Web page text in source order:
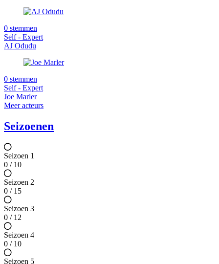
0 stemmen
Self - Expert
AJ Odudu
0 stemmen
Self - Expert
Joe Marler
Meer acteurs
Seizoenen
Seizoen 1
0 / 10
Seizoen 2
0 / 15
Seizoen 3
0 / 12
Seizoen 4
0 / 10
Seizoen 5